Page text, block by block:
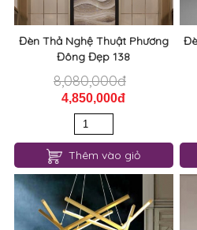
Đèn Thả Nghệ Thuật Phương
Đông Đẹp 138
8,080,000đ
4,850,000đ
Thêm vào giỏ